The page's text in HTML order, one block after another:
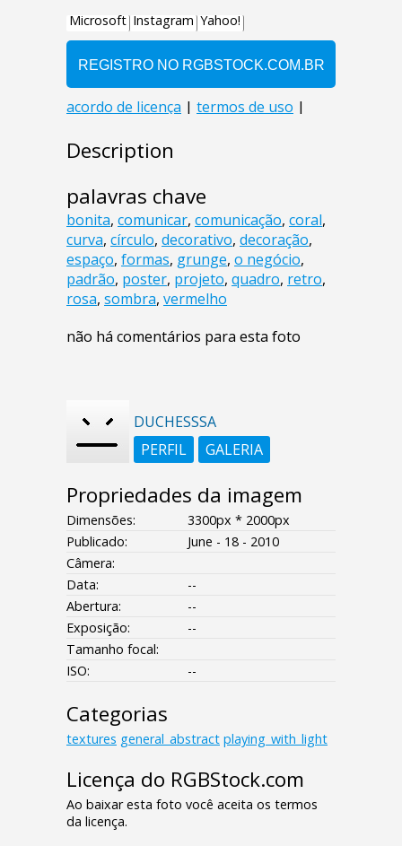
Description
palavras chave
bonita, comunicar, comunicação, coral,
curva, círculo, decorativo, decoração,
espaço, formas, grunge, o negócio,
padrão, poster, projeto, quadro, retro,
rosa, sombra, vermelho
não há comentários para esta foto
DUCHESSSA
PERFIL
GALERIA
Propriedades da imagem
Dimensões:
3300px * 2000px
Publicado:
June - 18 - 2010
Câmera:
Data:
--
Abertura:
--
Exposição:
--
Tamanho focal:
ISO:
--
Categorias
textures general_abstract playing_with_light
Licença do RGBStock.com
Ao baixar esta foto você aceita os termos
da licença.